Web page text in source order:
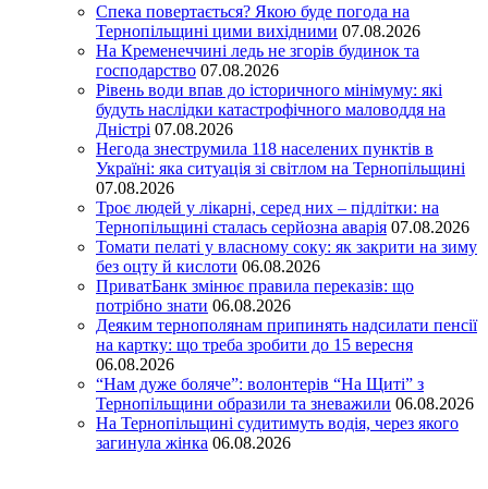
Спека повертається? Якою буде погода на
Тернопільщині цими вихідними 07.08.2026
На Кременеччині ледь не згорів будинок та
господарство 07.08.2026
Рівень води впав до історичного мінімуму: які
будуть наслідки катастрофічного маловоддя на
Дністрі 07.08.2026
Негода знеструмила 118 населених пунктів в
Україні: яка ситуація зі світлом на Тернопільщині
07.08.2026
Троє людей у лікарні, серед них – підлітки: на
Тернопільщині сталась серйозна аварія 07.08.2026
Томати пелаті у власному соку: як закрити на зиму
без оцту й кислоти 06.08.2026
ПриватБанк змінює правила переказів: що
потрібно знати 06.08.2026
Деяким тернополянам припинять надсилати пенсії
на картку: що треба зробити до 15 вересня
06.08.2026
“Нам дуже боляче”: волонтерів “На Щиті” з
Тернопільщини образили та зневажили 06.08.2026
На Тернопільщині судитимуть водія, через якого
загинула жінка 06.08.2026